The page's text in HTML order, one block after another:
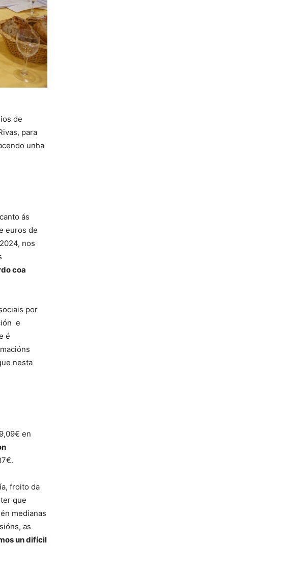
de
para
unha
ás
euros de
nos
coa
por
e
é
nesta
en
froito da
que
medianas
as
un difícil